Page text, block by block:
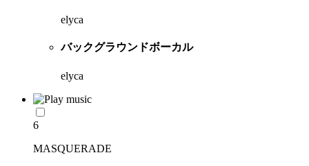
elyca
バックグラウンドボーカル
elyca
6
MASQUERADE